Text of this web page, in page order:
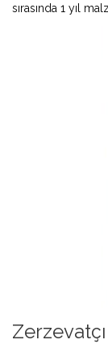
sırasında 1 yıl